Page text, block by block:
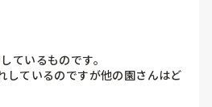
ているものです。
しているのですが他の園さんはど